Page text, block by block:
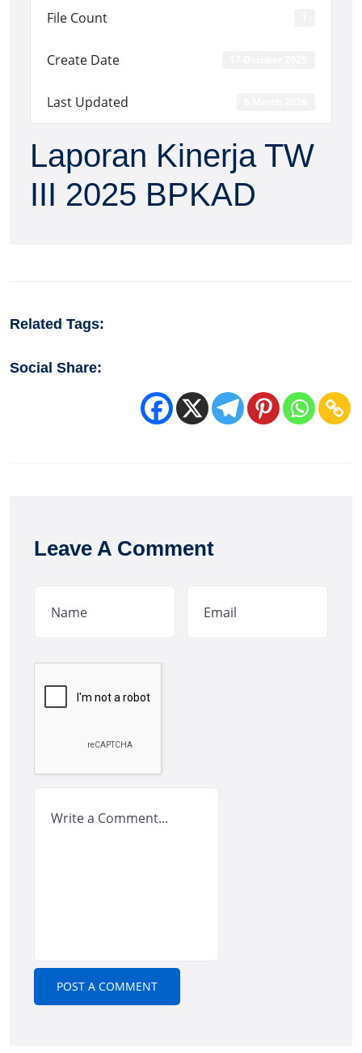
File Count
Create Date
Last Updated
Laporan Kinerja TW
III 2025 BPKAD
Related Tags:
Social Share:
Leave A Comment